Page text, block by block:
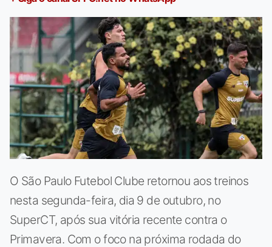
O São Paulo Futebol Clube retornou aos treinos
nesta segunda-feira, dia 9 de outubro, no
SuperCT, após sua vitória recente contra o
Primavera. Com o foco na próxima rodada do